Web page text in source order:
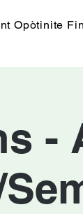
Opòtinite
-